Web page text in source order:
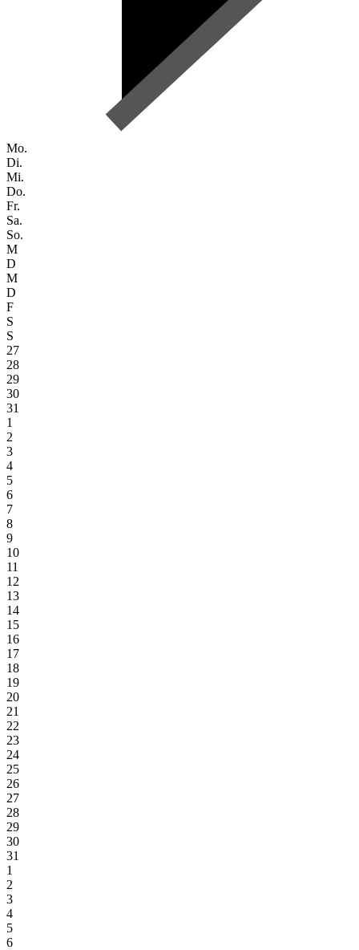
Mo.
Di.
Mi.
Do.
Fr.
Sa.
So.
M
D
M
D
F
S
S
27
28
29
30
31
1
2
3
4
5
6
7
8
9
10
11
12
13
14
15
16
17
18
19
20
21
22
23
24
25
26
27
28
29
30
31
1
2
3
4
5
6